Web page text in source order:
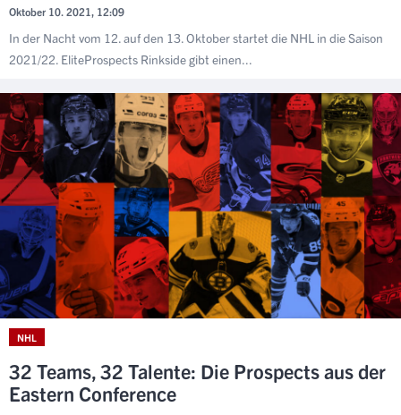
Oktober 10. 2021, 12:09
In der Nacht vom 12. auf den 13. Oktober startet die NHL in die Saison
2021/22. EliteProspects Rinkside gibt einen...
NHL
32 Teams, 32 Talente: Die Prospects aus der
Eastern Conference